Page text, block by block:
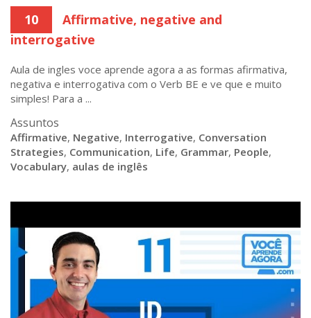
10
Affirmative, negative and
interrogative
Aula de ingles voce aprende agora a as formas afirmativa,
negativa e interrogativa com o Verb BE e ve que e muito
simples! Para a ...
Assuntos
Affirmative, Negative, Interrogative, Conversation
Strategies, Communication, Life, Grammar, People,
Vocabulary, aulas de inglês